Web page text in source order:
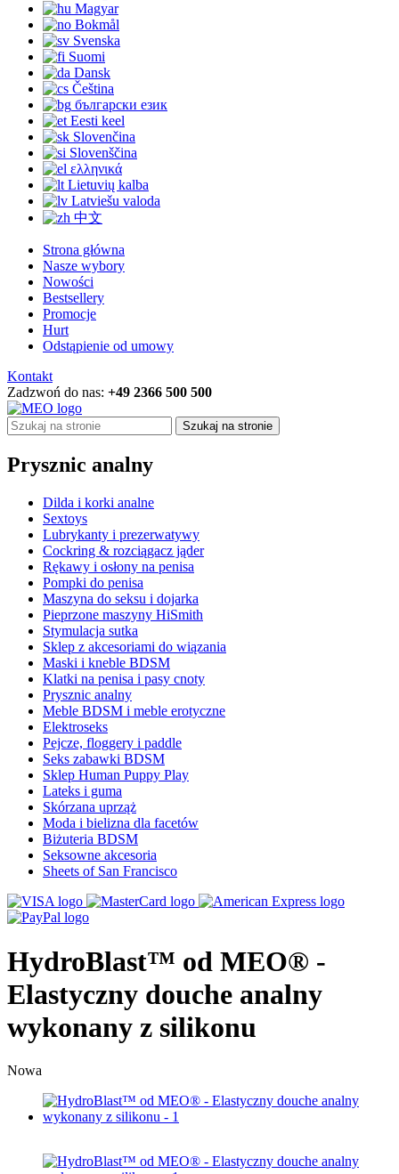
Magyar
Bokmål
Svenska
Suomi
Dansk
Čeština
български език
Eesti keel
Slovenčina
Slovenščina
ελληνικά
Lietuvių kalba
Latviešu valoda
中文
Strona główna
Nasze wybory
Nowości
Bestsellery
Promocje
Hurt
Odstąpienie od umowy
Kontakt
Zadzwoń do nas: +49 2366 500 500
Szukaj na stronie
Prysznic analny
Dilda i korki analne
Sextoys
Lubrykanty i prezerwatywy
Cockring & rozciągacz jąder
Rękawy i osłony na penisa
Pompki do penisa
Maszyna do seksu i dojarka
Pieprzone maszyny HiSmith
Stymulacja sutka
Sklep z akcesoriami do wiązania
Maski i kneble BDSM
Klatki na penisa i pasy cnoty
Prysznic analny
Meble BDSM i meble erotyczne
Elektroseks
Pejcze, floggery i paddle
Seks zabawki BDSM
Sklep Human Puppy Play
Lateks i guma
Skórzana uprząż
Moda i bielizna dla facetów
Biżuteria BDSM
Seksowne akcesoria
Sheets of San Francisco
HydroBlast™ od MEO® -
Elastyczny douche analny
wykonany z silikonu
Nowa